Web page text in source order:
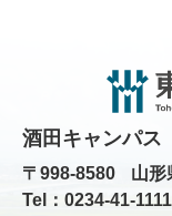
酒田キャンパス
〒998-8580
山形
Tel：0234-41-1111